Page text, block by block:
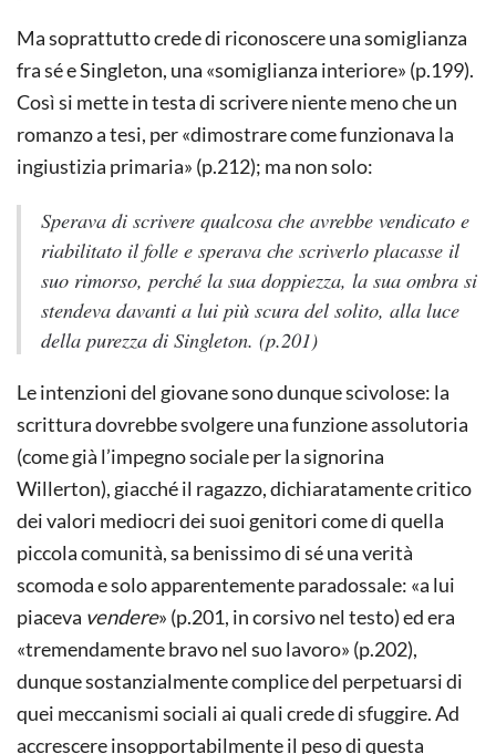
Ma soprattutto crede di riconoscere una somiglianza
fra sé e Singleton, una «somiglianza interiore» (p.199).
Così si mette in testa di scrivere niente meno che un
romanzo a tesi, per «dimostrare come funzionava la
ingiustizia primaria» (p.212); ma non solo:
Sperava di scrivere qualcosa che avrebbe vendicato e
riabilitato il folle e sperava che scriverlo placasse il
suo rimorso, perché la sua doppiezza, la sua ombra si
stendeva davanti a lui più scura del solito, alla luce
della purezza di Singleton.(p.201)
Le intenzioni del giovane sono dunque scivolose: la
scrittura dovrebbe svolgere una funzione assolutoria
(come già l’impegno sociale per la signorina
Willerton), giacché il ragazzo, dichiaratamente critico
dei valori mediocri dei suoi genitori come di quella
piccola comunità, sa benissimo di sé una verità
scomoda e solo apparentemente paradossale: «a lui
piaceva vendere» (p.201, in corsivo nel testo) ed era
«tremendamente bravo nel suo lavoro» (p.202),
dunque sostanzialmente complice del perpetuarsi di
quei meccanismi sociali ai quali crede di sfuggire. Ad
accrescere insopportabilmente il peso di questa